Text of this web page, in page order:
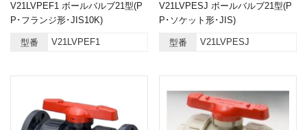
V21LVPEF1 ボールバルブ21型(P
P･フランジ形･JIS10K)
型番 V21LVPEF1
V21LVPESJ ボールバルブ21型(P
P･ソケット形･JIS)
型番 V21LVPESJ